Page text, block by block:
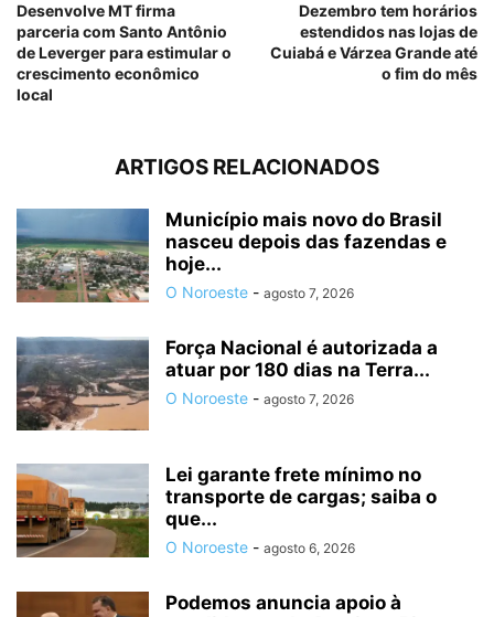
Desenvolve MT firma
parceria com Santo Antônio
de Leverger para estimular o
crescimento econômico
local
Dezembro tem horários
estendidos nas lojas de
Cuiabá e Várzea Grande até
o fim do mês
ARTIGOS RELACIONADOS
Município mais novo do Brasil
nasceu depois das fazendas e
hoje...
O Noroeste - agosto 7, 2026
Força Nacional é autorizada a
atuar por 180 dias na Terra...
O Noroeste - agosto 7, 2026
Lei garante frete mínimo no
transporte de cargas; saiba o
que...
O Noroeste - agosto 6, 2026
Podemos anuncia apoio à